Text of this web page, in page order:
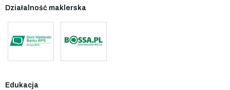
Działalność maklerska
Edukacja